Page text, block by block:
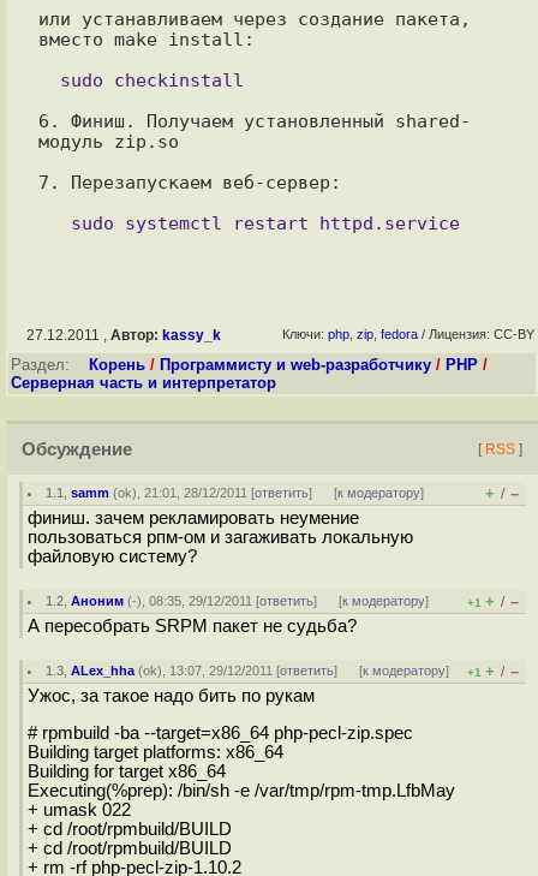
или устанавливаем через создание пакета,
вместо make install:
6. Финиш. Получаем установленный shared-
модуль zip.so
7. Перезапускаем веб-сервер:
   sudo systemctl restart httpd.service
27.12.2011 , Автор: kassy_k Ключи: php zip fedora / Лицензия: CC-BY
Раздел: Корень / Программисту и web-разработчику / PHP /
Серверная часть и интерпретатор
Обсуждение [ RSS ]
1.1 ,samm (ok), 21:01, 28/12/2011 [ответить] [к модератору] + / –
финиш. зачем рекламировать неумение
пользоваться рпм-ом и загаживать локальную
файловую систему?
1.2 ,Аноним (-), 08:35, 29/12/2011 [ответить] [к модератору] +1 + / –
А пересобрать SRPM пакет не судьба?
1.3 ,ALex_hha (ok), 13:07, 29/12/2011 [ответить] [к модератору] +1 + / –
Ужос, за такое надо бить по рукам
# rpmbuild -ba --target=x86_64 php-pecl-zip.spec
Building target platforms: x86_64
Building for target x86_64
Executing(%prep): /bin/sh -e /var/tmp/rpm-tmp.LfbMay
+ umask 022
+ cd /root/rpmbuild/BUILD
+ cd /root/rpmbuild/BUILD
+ rm -rf php-pecl-zip-1.10.2